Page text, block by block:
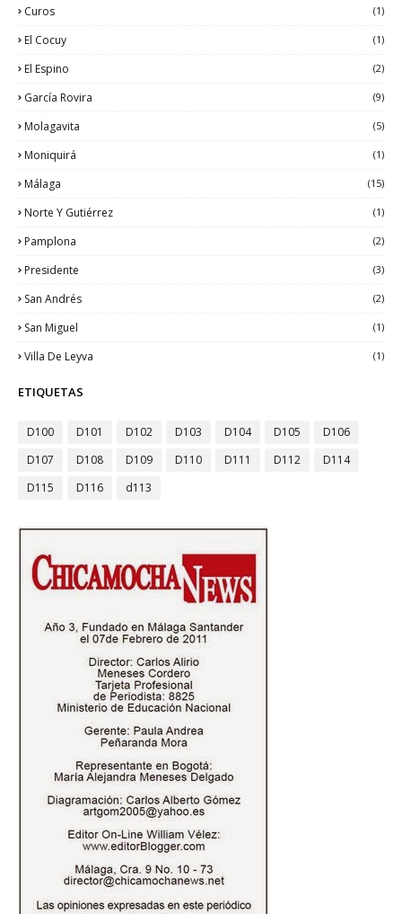
Curos (1)
El Cocuy (1)
El Espino (2)
García Rovira (9)
Molagavita (5)
Moniquirá (1)
Málaga (15)
Norte Y Gutiérrez (1)
Pamplona (2)
Presidente (3)
San Andrés (2)
San Miguel (1)
Villa De Leyva (1)
ETIQUETAS
D100 D101 D102 D103 D104 D105
D106
D107
D108 D109 D110 D111 D112
D114
D115
D116 d113